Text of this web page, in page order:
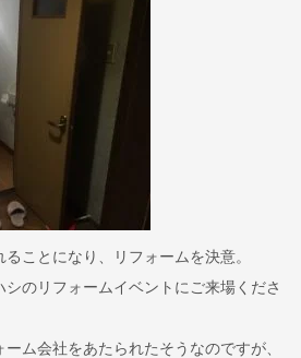
ことになり、リフォームを決意。
シのリフォームイベントにご来場くださ
ム会社をあたられたそうなのですが、